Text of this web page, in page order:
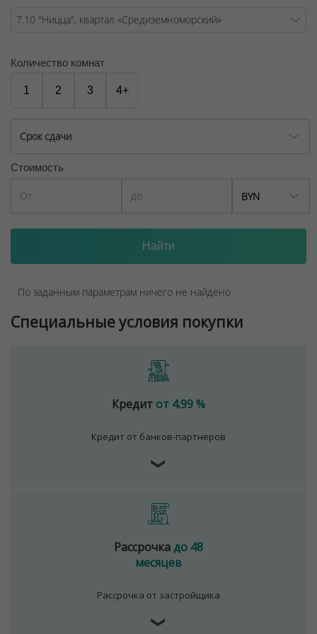
ООО "Твоя столицаконсалт", УНП 190285638, лицензия
Договор на оказание риэлтерских услуг № 447/6, от
04.09.2025
Количество комнат
1 2 3 4+
Срок сдачи
Стоимость
BYN
По заданным параметрам ничего не найдено
Специальные условия покупки
Кредит от 4.99 %
Кредит от банков-партнеров
❯
Рассрочкадо 48
месяцев
Рассрочка от застройщика
❯